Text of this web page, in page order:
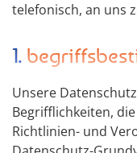
telefonisch, an uns
1.
Unsere
Begrifflichkeiten,
Richtlinien- und